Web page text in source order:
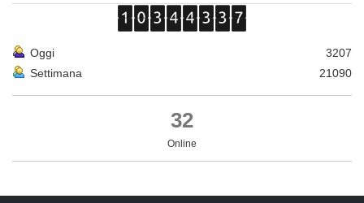
Oggi
3207
Settimana
21090
32
Online